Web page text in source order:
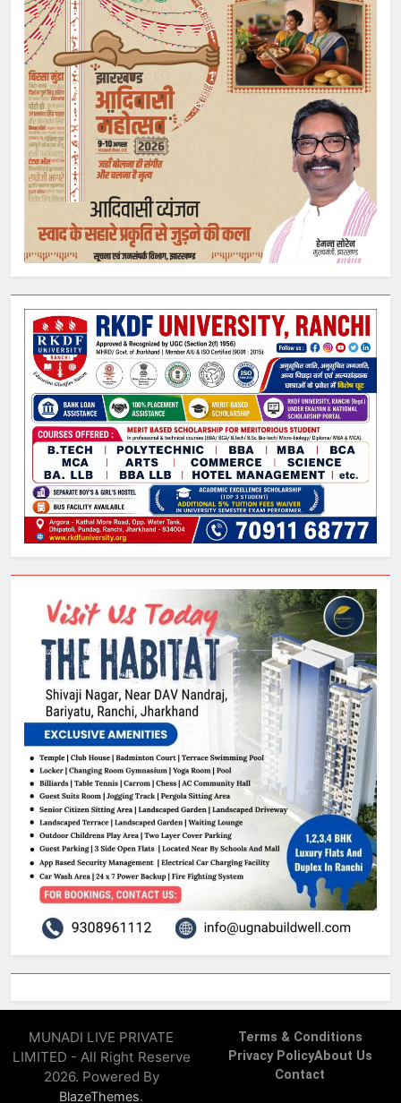
MUNADI LIVE PRIVATE
LIMITED - All Right Reserve
2026. Powered By
BlazeThemes.
Terms & Conditions
Privacy PolicyAbout Us
Contact